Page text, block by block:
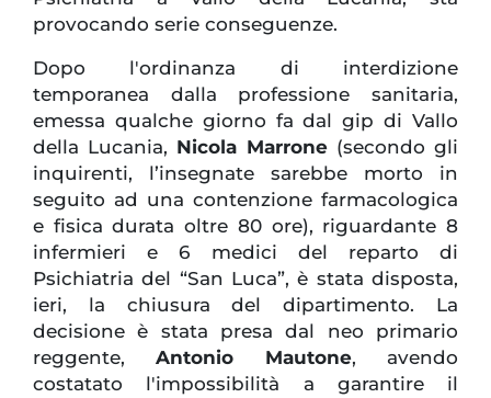
provocando serie conseguenze.
Dopo l'ordinanza di interdizione
temporanea dalla professione sanitaria,
emessa qualche giorno fa dal gip di Vallo
della Lucania, Nicola Marrone(secondo gli
inquirenti, l’insegnate sarebbe morto in
seguito ad una contenzione farmacologica
e fisica durata oltre 80 ore), riguardante 8
infermieri e 6 medici del reparto di
Psichiatria del “San Luca”, è stata disposta,
ieri, la chiusura del dipartimento. La
decisione è stata presa dal neo primario
reggente,Antonio Mautone, avendo
costatato l'impossibilità a garantire il